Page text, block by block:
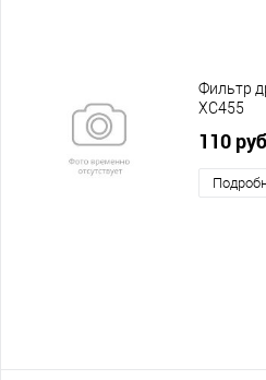
Фильтр
XC455
110